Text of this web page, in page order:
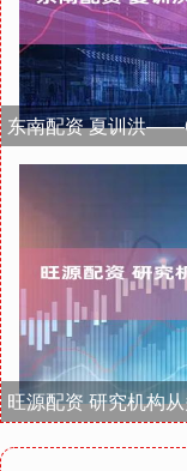
东南配资 夏训洪
旺源配资 研究机构